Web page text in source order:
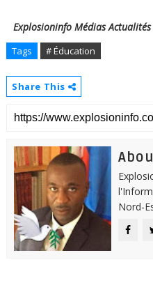
Explosioninfo Médias Actualités
Tags # Éducation
Share This
Nord-